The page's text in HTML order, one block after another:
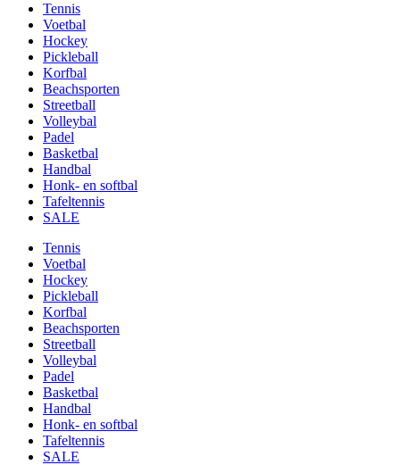
Tennis
Voetbal
Hockey
Pickleball
Korfbal
Beachsporten
Streetball
Volleybal
Padel
Basketbal
Handbal
Honk- en softbal
Tafeltennis
SALE
Tennis
Voetbal
Hockey
Pickleball
Korfbal
Beachsporten
Streetball
Volleybal
Padel
Basketbal
Handbal
Honk- en softbal
Tafeltennis
SALE